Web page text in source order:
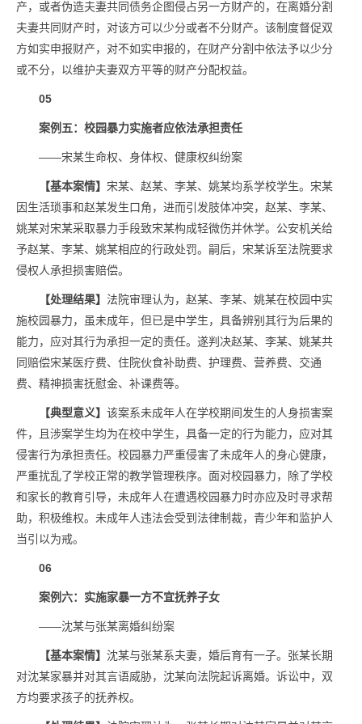
产，或者伪造夫妻共同债务企图侵占另一方财产的，在离婚分割
夫妻共同财产时，对该方可以少分或者不分财产。该制度督促双
方如实申报财产，对不如实申报的，在财产分割中依法予以少分
或不分，以维护夫妻双方平等的财产分配权益。
05
案例五：校园暴力实施者应依法承担责任
——宋某生命权、身体权、健康权纠纷案
【基本案情】 宋某、赵某、李某、姚某均系学校学生。宋某
因生活琐事和赵某发生口角，进而引发肢体冲突，赵某、李某、
姚某对宋某采取暴力手段致宋某构成轻微伤并休学。公安机关给
予赵某、李某、姚某相应的行政处罚。嗣后，宋某诉至法院要求
侵权人承担损害赔偿。
【处理结果】 法院审理认为，赵某、李某、姚某在校园中实
施校园暴力，虽未成年，但已是中学生，具备辨别其行为后果的
能力，应对其行为承担一定的责任。遂判决赵某、李某、姚某共
同赔偿宋某医疗费、住院伙食补助费、护理费、营养费、交通
费、精神损害抚慰金、补课费等。
【典型意义】 该案系未成年人在学校期间发生的人身损害案
件，且涉案学生均为在校中学生，具备一定的行为能力，应对其
侵害行为承担责任。校园暴力严重侵害了未成年人的身心健康，
严重扰乱了学校正常的教学管理秩序。面对校园暴力，除了学校
和家长的教育引导，未成年人在遭遇校园暴力时亦应及时寻求帮
助，积极维权。未成年人违法会受到法律制裁，青少年和监护人
当引以为戒。
06
案例六：实施家暴一方不宜抚养子女
——沈某与张某离婚纠纷案
【基本案情】 沈某与张某系夫妻，婚后育有一子。张某长期
对沈某家暴并对其言语威胁，沈某向法院起诉离婚。诉讼中，双
方均要求孩子的抚养权。